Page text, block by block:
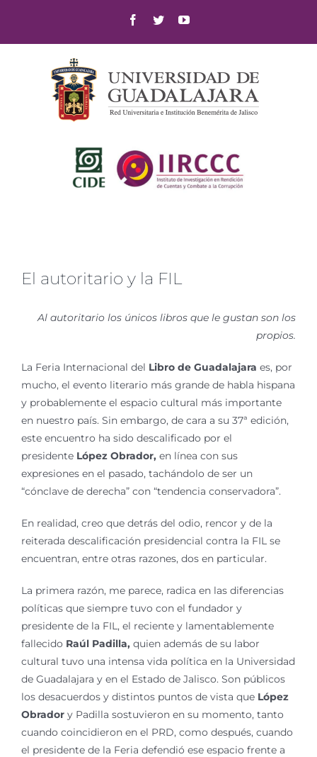
content
Facebook
TwitterYouTube
El autoritario y la FIL
Al autoritario los únicos libros que le gustan son los
propios.
La Feria Internacional del Libro de Guadalajara es, por
mucho, el evento literario más grande de habla hispana
y probablemente el espacio cultural más importante
en nuestro país. Sin embargo, de cara a su 37ª edición,
este encuentro ha sido descalificado por el
presidente López Obrador, en línea con sus
expresiones en el pasado, tachándolo de ser un
“cónclave de derecha” con “tendencia conservadora”.
En realidad, creo que detrás del odio, rencor y de la
reiterada descalificación presidencial contra la FIL se
encuentran, entre otras razones, dos en particular.
La primera razón, me parece, radica en las diferencias
políticas que siempre tuvo con el fundador y
presidente de la FIL, el reciente y lamentablemente
fallecido Raúl Padilla, quien además de su labor
cultural tuvo una intensa vida política en la Universidad
de Guadalajara y en el Estado de Jalisco. Son públicos
los desacuerdos y distintos puntos de vista que López
Obrador y Padilla sostuvieron en su momento, tanto
cuando coincidieron en el PRD, como después, cuando
el presidente de la Feria defendió ese espacio frente a